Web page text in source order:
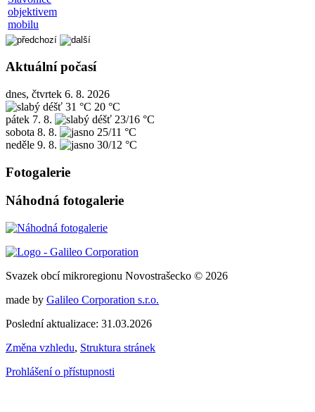
objektivem
mobilu
Aktuální počasí
dnes, čtvrtek 6. 8. 2026
31 °C 20 °C
pátek 7. 8.
23/16 °C
sobota 8. 8.
25/11 °C
neděle 9. 8. 30/12 °C
Fotogalerie
Náhodná fotogalerie
Svazek obcí mikroregionu Novostrašecko © 2026
made by Galileo Corporation s.r.o.
Poslední aktualizace: 31.03.2026
Změna vzhledu, Struktura stránek
Prohlášení o přístupnosti